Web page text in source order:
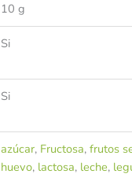
10 g
Si
Si
azúcar, Fructosa, frutos
huevo, lactosa, leche,